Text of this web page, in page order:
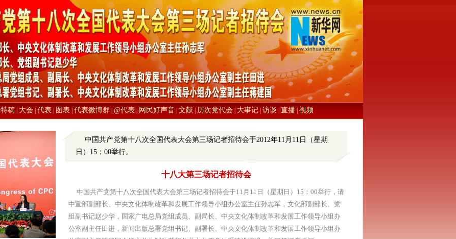
特稿 大会| 代表| 图表| 代表微博群| @代表| 网民好声音| 文献| 历次党代会| 大事记| 访谈 直播| 视频
中国共产党第十八次全国代表大会第三场记者招待会于2012年11月11日（星期
日）15：00举行。
十八大第三场记者招待会
中国共产党第十八次全国代表大会第三场记者招待会于11月11日（星期日）15：00举行，请
中宣部副部长、中央文化体制改革和发展工作领导小组办公室主任孙志军，文化部副部长、党
组副书记赵少华，国家广电总局党组成员、副局长、中央文化体制改革和发展工作领导小组办
公室副主任田进，新闻出版总署党组书记、副署长、中央文化体制改革和发展工作领导小组办